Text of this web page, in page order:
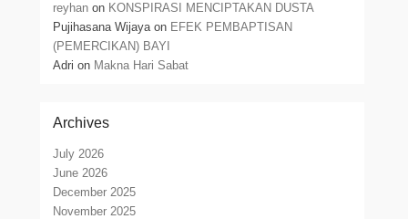
reyhan on KONSPIRASI MENCIPTAKAN DUSTA
Pujihasana Wijayaon EFEK PEMBAPTISAN
(PEMERCIKAN) BAYI
Adri on Makna Hari Sabat
Archives
July 2026
June 2026
December 2025
November 2025